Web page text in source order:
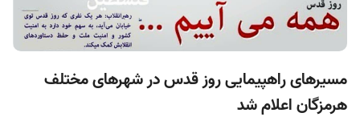
مسیرهای راهپیمایی روز قدس در شهرهای مختلف
هرمزگان اعلام شد